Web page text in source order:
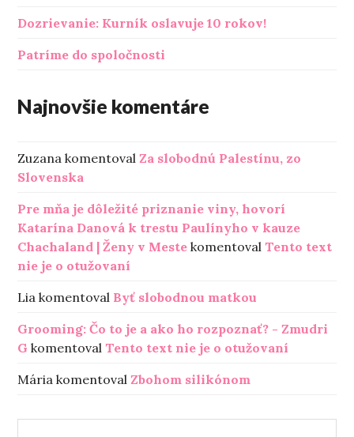
Dozrievanie: Kurník oslavuje 10 rokov!
Patríme do spoločnosti
Najnovšie komentáre
Zuzana komentoval Za slobodnú Palestínu, zo
Slovenska
Pre mňa je dôležité priznanie viny, hovorí
Katarína Danová k trestu Paulínyho v kauze
Chachaland | Ženy v Meste komentoval Tento text
nie je o otužovaní
Lia komentoval Byť slobodnou matkou
Grooming: Čo to je a ako ho rozpoznať? - Zmudri
G komentoval Tento text nie je o otužovaní
Mária komentoval Zbohom silikónom